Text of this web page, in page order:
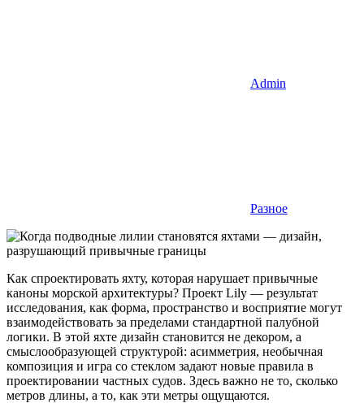
Admin
Разное
Как спроектировать яхту, которая нарушает привычные
каноны морской архитектуры? Проект Lily — результат
исследования, как форма, пространство и восприятие могут
взаимодействовать за пределами стандартной палубной
логики. В этой яхте дизайн становится не декором, а
смыслообразующей структурой: асимметрия, необычная
композиция и игра со стеклом задают новые правила в
проектировании частных судов. Здесь важно не то, сколько
метров длины, а то, как эти метры ощущаются.